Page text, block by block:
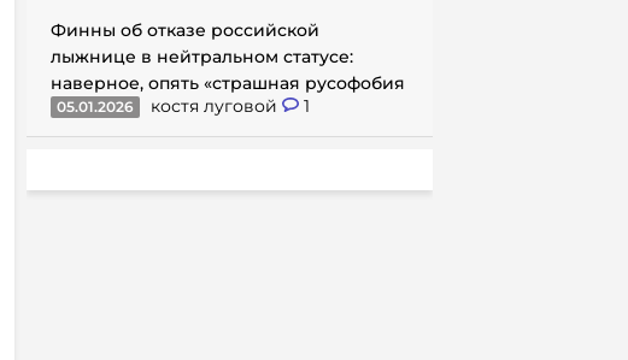
Финны об отказе российской
лыжнице в нейтральном статусе:
наверное, опять «страшная русофобия
05.01.2026 костя луговой 1